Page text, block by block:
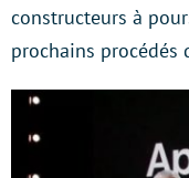
constructeurs à
prochains